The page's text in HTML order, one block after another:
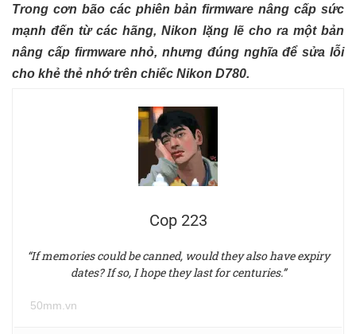
Trong cơn bão các phiên bản firmware nâng cấp sức
mạnh đến từ các hãng, Nikon lặng lẽ cho ra một bản
nâng cấp firmware nhỏ, nhưng đúng nghĩa để sửa lỗi
cho khẻ thẻ nhớ trên chiếc Nikon D780.
Cop 223
“If memories could be canned, would they also have expiry
dates? If so, I hope they last for centuries.”
50mm.vn